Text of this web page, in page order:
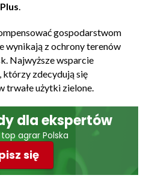
.
gospodarstwom
wynikają z ochrony terenów
Najwyższe wsparcie
zdecydują się
trwałe użytki zielone.
dla ekspertów
agrar Polska
się